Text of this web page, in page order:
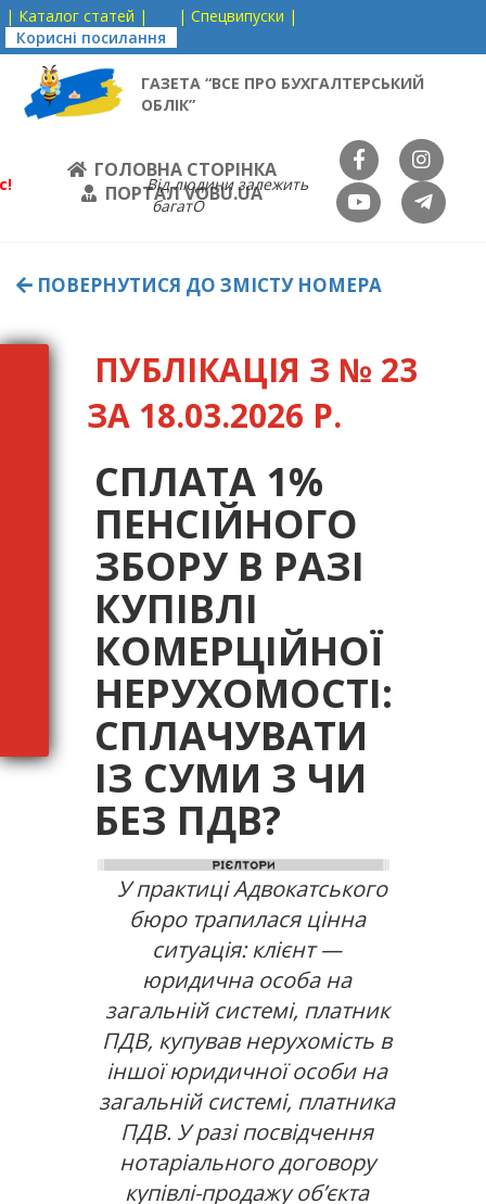
| Каталог статей |
| Спецвипуски |
Корисні посилання
ГАЗЕТА “ВСЕ ПРО БУХГАЛТЕРСЬКИЙ
ОБЛІК”
ГОЛОВНА СТОРІНКА
ПОРТАЛ VOBU.UA
Від людини залежить
багатО
ПОВЕРНУТИСЯ ДО ЗМІСТУ НОМЕРА
ПУБЛІКАЦІЯ З № 23
ЗА 18.03.2026 Р.
СПЛАТА 1%
ПЕНСІЙНОГО
ЗБОРУ В РАЗІ
КУПІВЛІ
КОМЕРЦІЙНОЇ
НЕРУХОМОСТІ:
СПЛАЧУВАТИ
ІЗ СУМИ З ЧИ
БЕЗ ПДВ?
У практиці Адвокатського
бюро трапилася цінна
ситуація: клієнт —
юридична особа на
загальній системі, платник
ПДВ, купував нерухомість в
іншої юридичної особи на
загальній системі, платника
ПДВ. У разі посвідчення
нотаріального договору
купівлі-продажу об’єкта